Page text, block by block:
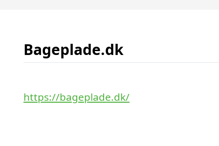
Bageplade.dk
https://bageplade.dk/